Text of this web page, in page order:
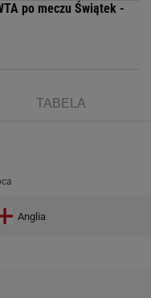
po meczu Świątek -
TABELA
Anglia